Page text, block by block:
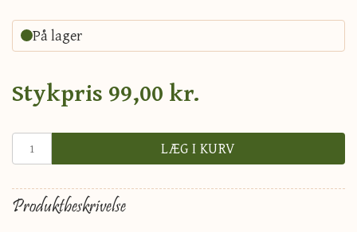
På lager
Stykpris 99,00 kr.
LÆG I KURV
Produktbeskrivelse